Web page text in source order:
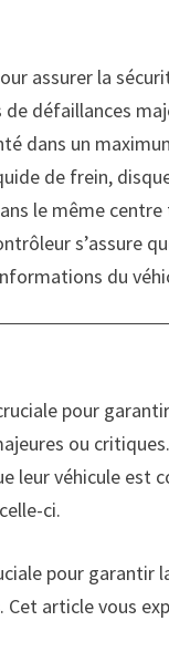
assurer la
de défaillances
dans un
de frein,
le même centre
s’assure
du
pour
ou
leur véhicule
ci.
pour garantir
. Cet article vous